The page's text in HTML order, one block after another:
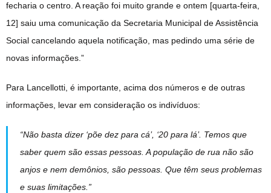
fecharia o centro. A reação foi muito grande e ontem [quarta-feira,
12] saiu uma comunicação da Secretaria Municipal de Assistência
Social cancelando aquela notificação, mas pedindo uma série de
novas informações.”
Para Lancellotti, é importante, acima dos números e de outras
informações, levar em consideração os indivíduos:
“Não basta dizer ‘põe dez para cá’, ‘20 para lá’. Temos que
saber quem são essas pessoas. A população de rua não são
anjos e nem demônios, são pessoas. Que têm seus problemas
e suas limitações.”